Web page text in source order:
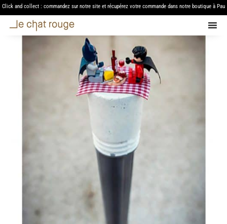
Click and collect : commandez sur notre site et récupérez votre commande dans notre boutique à Pau